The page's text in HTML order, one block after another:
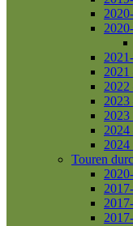
2021
2023
2024
2024
Touren